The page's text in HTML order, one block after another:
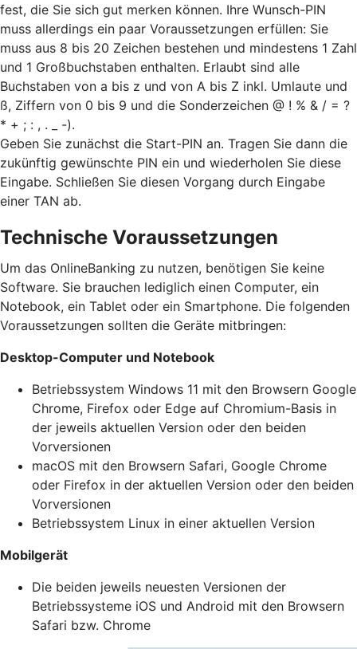
fest, die Sie sich gut merken können. Ihre Wunsch-PIN
muss allerdings ein paar Voraussetzungen erfüllen: Sie
muss aus 8 bis 20 Zeichen bestehen und mindestens 1 Zahl
und 1 Großbuchstaben enthalten. Erlaubt sind alle
Buchstaben von a bis z und von A bis Z inkl. Umlaute und
ß, Ziffern von 0 bis 9 und die Sonderzeichen @ ! % & / = ?
* + ; : , . _ -).
Geben Sie zunächst die Start-PIN an. Tragen Sie dann die
zukünftig gewünschte PIN ein und wiederholen Sie diese
Eingabe. Schließen Sie diesen Vorgang durch Eingabe
einer TAN ab.
Technische Voraussetzungen
Um das OnlineBanking zu nutzen, benötigen Sie keine
Software. Sie brauchen lediglich einen Computer, ein
Notebook, ein Tablet oder ein Smartphone. Die folgenden
Voraussetzungen sollten die Geräte mitbringen:
Desktop-Computer und Notebook
Betriebssystem Windows 11 mit den Browsern Google
Chrome, Firefox oder Edge auf Chromium-Basis in
der jeweils aktuellen Version oder den beiden
Vorversionen
macOS mit den Browsern Safari, Google Chrome
oder Firefox in der aktuellen Version oder den beiden
Vorversionen
Betriebssystem Linux in einer aktuellen Version
Mobilgerät
Die beiden jeweils neuesten Versionen der
Betriebssysteme iOS und Android mit den Browsern
Safari bzw. Chrome